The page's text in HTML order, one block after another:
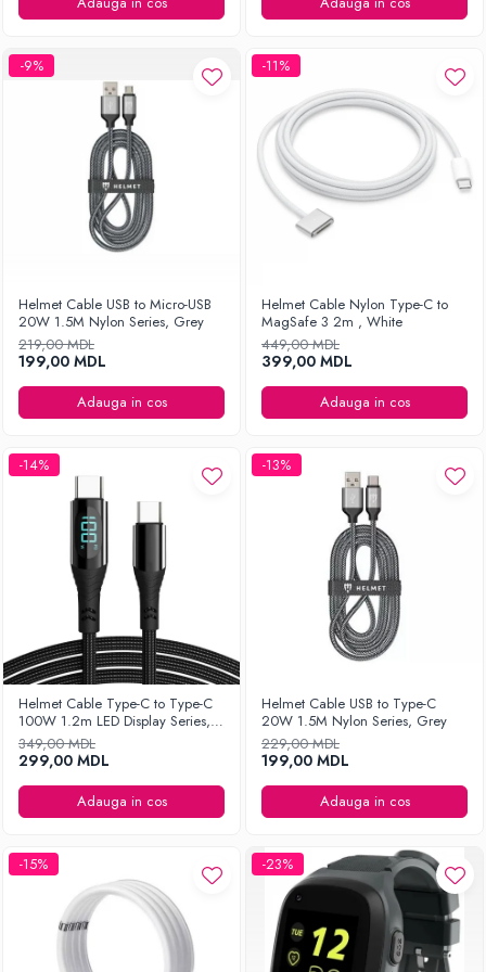
Fiare de călcat
-9%
Helmet Cable USB to Micro-USB
20W 1.5M Nylon Series, Grey
219,00 MDL
199,00 MDL
Adauga in cos
-11%
Helmet Cable Nylon Type-C to
MagSafe 3 2m , White
449,00 MDL
399,00 MDL
Adauga in cos
-14%
Helmet Cable Type-C to Type-C
100W 1.2m LED Display Series,
Black
349,00 MDL
299,00 MDL
Adauga in cos
-13%
Helmet Cable USB to Type-C
20W 1.5M Nylon Series, Grey
229,00 MDL
199,00 MDL
Adauga in cos
-15% -23%